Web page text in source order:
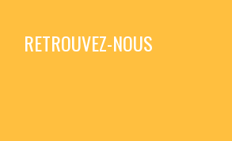
RETROUVEZ-NOUS